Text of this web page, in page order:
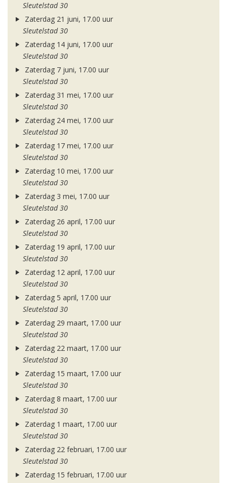
Sleutelstad 30
Zaterdag 21 juni, 17.00 uur
Sleutelstad 30
Zaterdag 14 juni, 17.00 uur
Sleutelstad 30
Zaterdag 7 juni, 17.00 uur
Sleutelstad 30
Zaterdag 31 mei, 17.00 uur
Sleutelstad 30
Zaterdag 24 mei, 17.00 uur
Sleutelstad 30
Zaterdag 17 mei, 17.00 uur
Sleutelstad 30
Zaterdag 10 mei, 17.00 uur
Sleutelstad 30
Zaterdag 3 mei, 17.00 uur
Sleutelstad 30
Zaterdag 26 april, 17.00 uur
Sleutelstad 30
Zaterdag 19 april, 17.00 uur
Sleutelstad 30
Zaterdag 12 april, 17.00 uur
Sleutelstad 30
Zaterdag 5 april, 17.00 uur
Sleutelstad 30
Zaterdag 29 maart, 17.00 uur
Sleutelstad 30
Zaterdag 22 maart, 17.00 uur
Sleutelstad 30
Zaterdag 15 maart, 17.00 uur
Sleutelstad 30
Zaterdag 8 maart, 17.00 uur
Sleutelstad 30
Zaterdag 1 maart, 17.00 uur
Sleutelstad 30
Zaterdag 22 februari, 17.00 uur
Sleutelstad 30
Zaterdag 15 februari, 17.00 uur